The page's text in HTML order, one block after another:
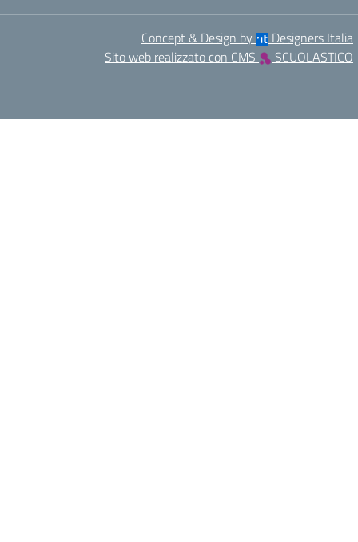
Concept & Design by
Designers Italia
Sito web realizzato con CMS
SCUOLASTICO